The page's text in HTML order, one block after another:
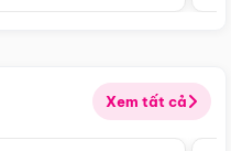
Xem tất cả
Điểm nổi bật